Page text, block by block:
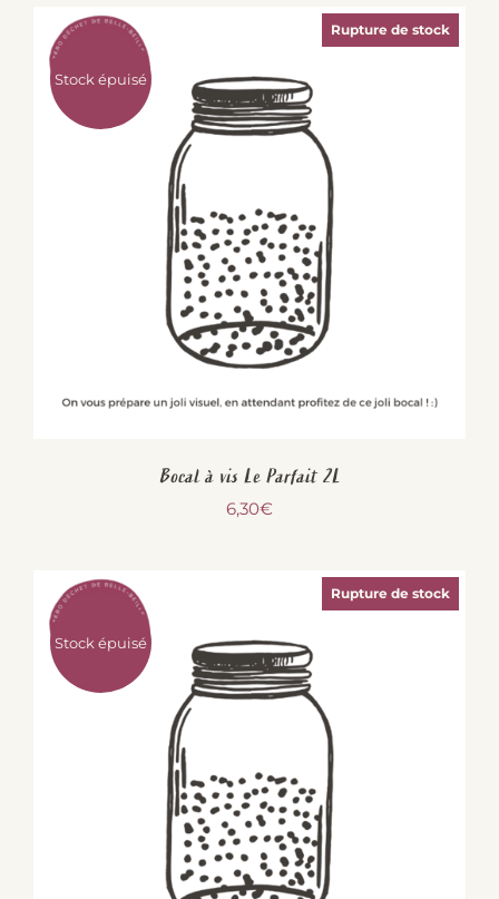
Stock épuisé
Rupture de stock
Bocal à vis Le Parfait 2L
6,30€
Stock épuisé
Rupture de stock